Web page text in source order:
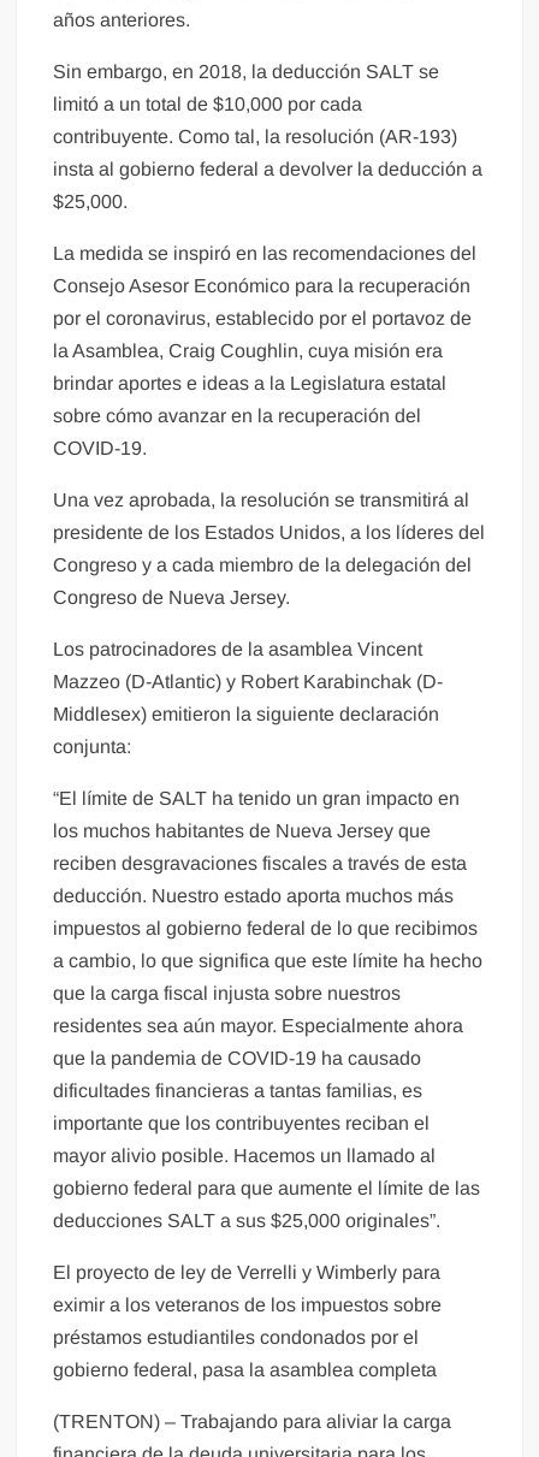
años anteriores.
Sin embargo, en 2018, la deducción SALT se
limitó a un total de $10,000 por cada
contribuyente. Como tal, la resolución (AR-193)
insta al gobierno federal a devolver la deducción a
$25,000.
La medida se inspiró en las recomendaciones del
Consejo Asesor Económico para la recuperación
por el coronavirus, establecido por el portavoz de
la Asamblea, Craig Coughlin, cuya misión era
brindar aportes e ideas a la Legislatura estatal
sobre cómo avanzar en la recuperación del
COVID-19.
Una vez aprobada, la resolución se transmitirá al
presidente de los Estados Unidos, a los líderes del
Congreso y a cada miembro de la delegación del
Congreso de Nueva Jersey.
Los patrocinadores de la asamblea Vincent
Mazzeo (D-Atlantic) y Robert Karabinchak (D-
Middlesex) emitieron la siguiente declaración
conjunta:
“El límite de SALT ha tenido un gran impacto en
los muchos habitantes de Nueva Jersey que
reciben desgravaciones fiscales a través de esta
deducción. Nuestro estado aporta muchos más
impuestos al gobierno federal de lo que recibimos
a cambio, lo que significa que este límite ha hecho
que la carga fiscal injusta sobre nuestros
residentes sea aún mayor. Especialmente ahora
que la pandemia de COVID-19 ha causado
dificultades financieras a tantas familias, es
importante que los contribuyentes reciban el
mayor alivio posible. Hacemos un llamado al
gobierno federal para que aumente el límite de las
deducciones SALT a sus $25,000 originales”.
El proyecto de ley de Verrelli y Wimberly para
eximir a los veteranos de los impuestos sobre
préstamos estudiantiles condonados por el
gobierno federal, pasa la asamblea completa
(TRENTON) – Trabajando para aliviar la carga